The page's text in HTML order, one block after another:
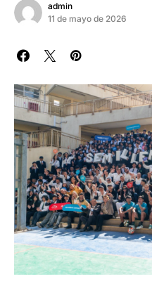
admin
11 de mayo de 2026